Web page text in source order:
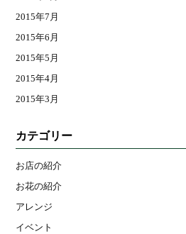
2015年7月
2015年6月
2015年5月
2015年4月
2015年3月
カテゴリー
お店の紹介
お花の紹介
アレンジ
イベント